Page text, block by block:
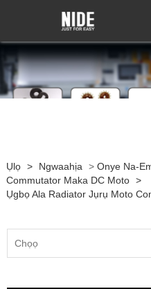
Ụlọ > Ngwaahịa > Onye Na-
Commutator Maka DC Moto >
Ụgbọ Ala Radiator Jụrụ Moto